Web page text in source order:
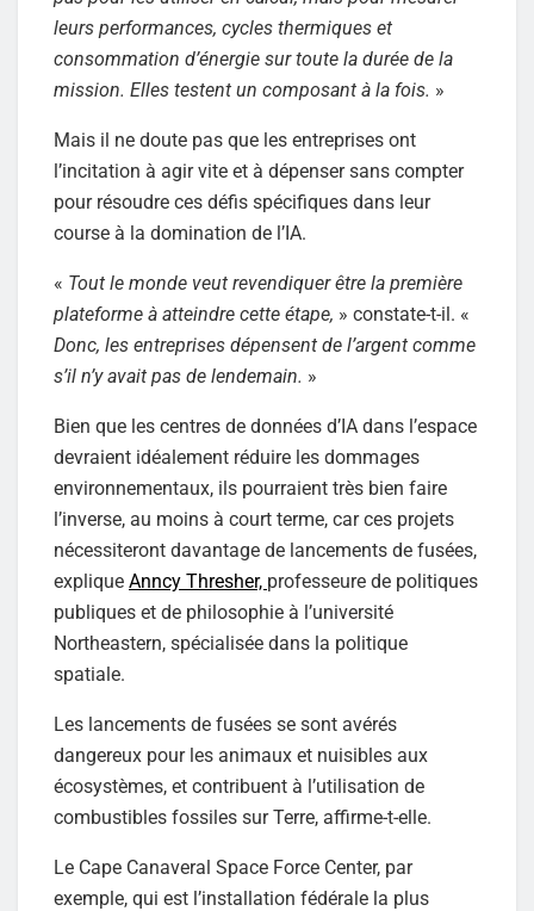
leurs performances, cycles thermiques et
consommation d’énergie sur toute la durée de la
mission. Elles testent un composant à la fois. »
Mais il ne doute pas que les entreprises ont
l’incitation à agir vite et à dépenser sans compter
pour résoudre ces défis spécifiques dans leur
course à la domination de l’IA.
« Tout le monde veut revendiquer être la première
plateforme à atteindre cette étape, » constate-t-il. «
Donc, les entreprises dépensent de l’argent comme
s’il n’y avait pas de lendemain. »
Bien que les centres de données d’IA dans l’espace
devraient idéalement réduire les dommages
environnementaux, ils pourraient très bien faire
l’inverse, au moins à court terme, car ces projets
nécessiteront davantage de lancements de fusées,
explique Anncy Thresher, professeure de politiques
publiques et de philosophie à l’université
Northeastern, spécialisée dans la politique
spatiale.
Les lancements de fusées se sont avérés
dangereux pour les animaux et nuisibles aux
écosystèmes, et contribuent à l’utilisation de
combustibles fossiles sur Terre, affirme-t-elle.
Le Cape Canaveral Space Force Center, par
exemple, qui est l’installation fédérale la plus